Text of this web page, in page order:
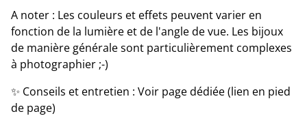
A noter : Les couleurs et effets peuvent varier en
fonction de la lumière et de l'angle de vue. Les bijoux
de manière générale sont particulièrement complexes
à photographier ;-)
✨ Conseils et entretien : Voir page dédiée (lien en pied
de page)